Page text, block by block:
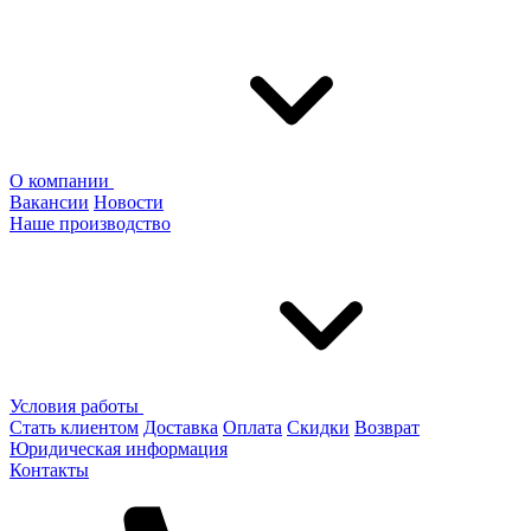
О компании
Вакансии Новости
Наше производство
Условия работы
Стать клиентом Доставка Оплата Скидки Возврат
Юридическая информация
Контакты